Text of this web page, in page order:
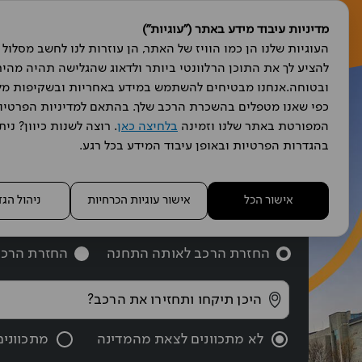
מדיניות עיבוד מידע באתר ("עוגיות")
המפורטת באתר שלנו וזמינה בלחיצה כאן
בהגדרות הפרטיות ובאופן עיבוד המידע בכל רגע.
אישור הכל אישור עוגיות הכרחיות ניהול
החזרת הרכב לאותה התחנה החזרת
לא מתכוונים לצאת מהמדינה